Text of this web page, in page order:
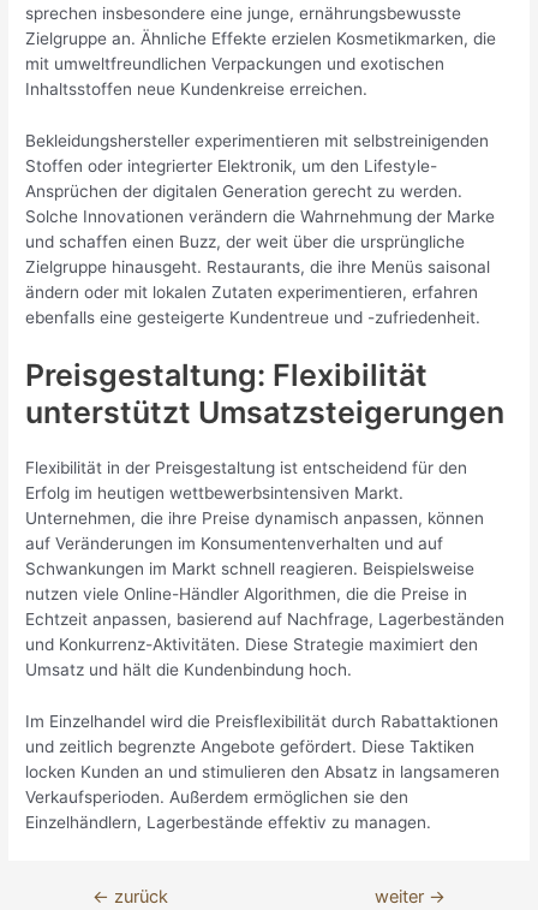
sprechen insbesondere eine junge, ernährungsbewusste
Zielgruppe an. Ähnliche Effekte erzielen Kosmetikmarken, die
mit umweltfreundlichen Verpackungen und exotischen
Inhaltsstoffen neue Kundenkreise erreichen.
Bekleidungshersteller experimentieren mit selbstreinigenden
Stoffen oder integrierter Elektronik, um den Lifestyle-
Ansprüchen der digitalen Generation gerecht zu werden.
Solche Innovationen verändern die Wahrnehmung der Marke
und schaffen einen Buzz, der weit über die ursprüngliche
Zielgruppe hinausgeht. Restaurants, die ihre Menüs saisonal
ändern oder mit lokalen Zutaten experimentieren, erfahren
ebenfalls eine gesteigerte Kundentreue und -zufriedenheit.
Preisgestaltung: Flexibilität
unterstützt Umsatzsteigerungen
Flexibilität in der Preisgestaltung ist entscheidend für den
Erfolg im heutigen wettbewerbsintensiven Markt.
Unternehmen, die ihre Preise dynamisch anpassen, können
auf Veränderungen im Konsumentenverhalten und auf
Schwankungen im Markt schnell reagieren. Beispielsweise
nutzen viele Online-Händler Algorithmen, die die Preise in
Echtzeit anpassen, basierend auf Nachfrage, Lagerbeständen
und Konkurrenz-Aktivitäten. Diese Strategie maximiert den
Umsatz und hält die Kundenbindung hoch.
Im Einzelhandel wird die Preisflexibilität durch Rabattaktionen
und zeitlich begrenzte Angebote gefördert. Diese Taktiken
locken Kunden an und stimulieren den Absatz in langsameren
Verkaufsperioden. Außerdem ermöglichen sie den
Einzelhändlern, Lagerbestände effektiv zu managen.
Beitragsnavigation
← zurück weiter →